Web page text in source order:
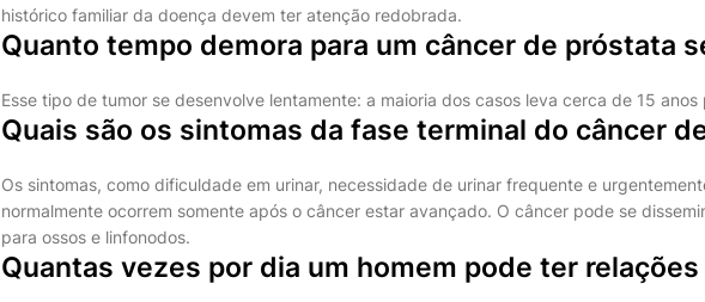
histórico familiar da doença devem ter atenção redobrada.
Quanto tempo demora para um câncer de próstata
Esse tipo de tumor se desenvolve lentamente: a maioria dos casos leva cerca de 15 anos
Quais são os sintomas da fase terminal do câncer
Os sintomas, como dificuldade em urinar, necessidade de urinar frequente e
normalmente ocorrem somente após o câncer estar avançado. O câncer pode se
para ossos e linfonodos.
Quantas vezes por dia um homem pode ter